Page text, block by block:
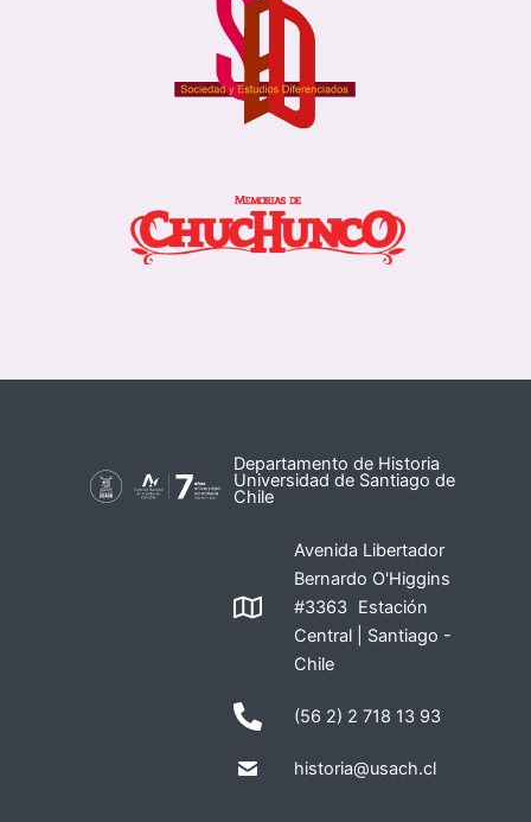
Departamento de Historia
Universidad de Santiago de
Chile
Avenida Libertador
Bernardo O'Higgins
#3363 Estación
Central | Santiago -
Chile
(56 2) 2 718 13 93
historia@usach.cl